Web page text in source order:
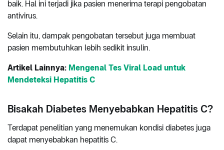
baik. Hal ini terjadi jika pasien menerima terapi pengobatan
antivirus.
Selain itu, dampak pengobatan tersebut juga membuat
pasien membutuhkan lebih sedikit insulin.
Artikel Lainnya: Mengenal Tes Viral Load untuk
Mendeteksi Hepatitis C
Bisakah Diabetes Menyebabkan Hepatitis C?
Terdapat penelitian yang menemukan kondisi diabetes juga
dapat menyebabkan hepatitis C.